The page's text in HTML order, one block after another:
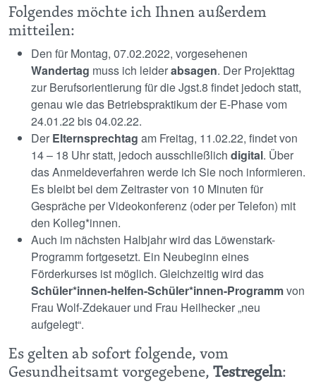
Folgendes möchte ich Ihnen außerdem
mitteilen:
Den für Montag, 07.02.2022, vorgesehenen
Wandertag muss ich leiderabsagen. Der Projekttag
zur Berufsorientierung für die Jgst.8 findet jedoch statt,
genau wie das Betriebspraktikum der E-Phase vom
24.01.22 bis 04.02.22.
Der Elternsprechtag am Freitag, 11.02.22, findet von
14 – 18 Uhr statt, jedoch ausschließlich digital. Über
das Anmeldeverfahren werde ich Sie noch informieren.
Es bleibt bei dem Zeitraster von 10 Minuten für
Gespräche per Videokonferenz (oder per Telefon) mit
den Kolleg*innen.
Auch im nächsten Halbjahr wird das Löwenstark-
Programm fortgesetzt. Ein Neubeginn eines
Förderkurses ist möglich. Gleichzeitig wird das
Schüler*innen-helfen-Schüler*innen-Programmvon
Frau Wolf-Zdekauer und Frau Heilhecker „neu
aufgelegt“.
Es gelten ab sofort folgende, vom
Gesundheitsamt vorgegebene,Testregeln: